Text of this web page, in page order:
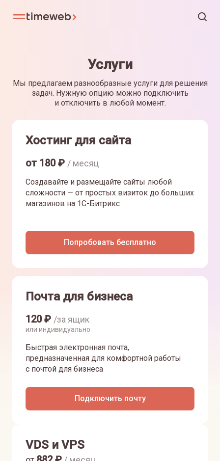
Услуги
Мы предлагаем разнообразные услуги для решения
задач. Нужную опцию можно подключить
и отключить в любой момент.
Хостинг для сайта
от 180₽ / месяц
Создавайте и размещайте сайты любой
сложности — от простых визиток до больших
магазинов на 1С-Битрикс
Попробовать бесплатно
Почта для бизнеса
120₽ /за ящик
или индивидуально
Быстрая электронная почта,
предназначенная для комфортной работы
с почтой для бизнеса
Подключить почту
VDS и VPS